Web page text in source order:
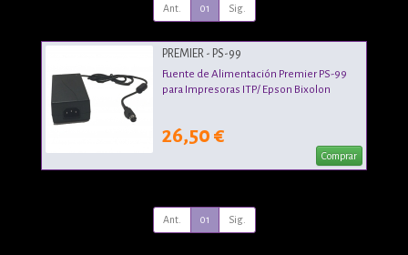
Ant. 01 Sig.
PREMIER - PS-99
Fuente de Alimentación Premier PS-99
para Impresoras ITP/ Epson Bixolon
26,50 €
Comprar
Ant. 01 Sig.